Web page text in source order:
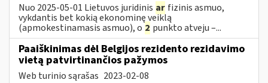
Nuo 2025-05-01 Lietuvos juridinis ar fizinis asmuo,
vykdantis bet kokią ekonominę veiklą
(apmokestinamasis asmuo), o 2 punkto atveju –...
Paaiškinimas dėl Belgijos rezidento rezidavimo
vietą patvirtinančios pažymos
Web turinio sąrašas 2023-02-08